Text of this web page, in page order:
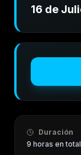
16 de
Duración
9 horas en total